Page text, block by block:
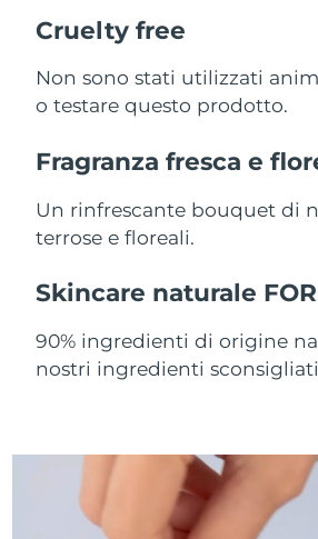
Cruelty free
Non sono stati utilizzati
o testare questo prodotto.
Fragranza fresca e
Un rinfrescante bouquet di
terrose e floreali.
Skincare naturale
90% ingredienti di origine
nostri ingredienti
Slovacchia
Slovenia
Sudafrica
Corea del Sud
Svezia
Svizzera
Thailandia
Turchia